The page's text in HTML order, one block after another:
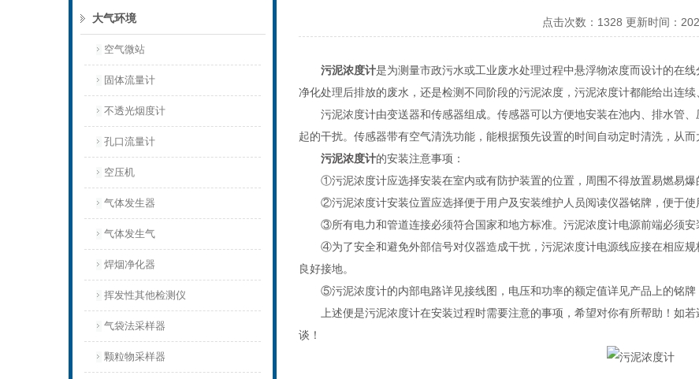
大气环境
空气微站
固体流量计
不透光烟度计
孔口流量计
空压机
气体发生器
气体发生气
焊烟净化器
挥发性其他检测仪
气袋法采样器
颗粒物采样器
点击次数：1328 更新时间：
污泥浓度计是为测量市政污水或工业废水处理过程中悬浮物浓度而设计的在
净化处理后排放的废水，还是检测不同阶段的污泥浓度，污泥浓度计都能给出连续
污泥浓度计由变送器和传感器组成。传感器可以方便地安装在池内、排水管、
起的干扰。传感器带有空气清洗功能，能根据预先设置的时间自动定时清洗，从而
污泥浓度计的安装注意事项：
①污泥浓度计应选择安装在室内或有防护装置的位置，周围不得放置易燃易爆
②污泥浓度计安装位置应选择便于用户及安装维护人员阅读仪器铭牌，便于使
③所有电力和管道连接必须符合国家和地方标准。污泥浓度计电源前端必须安
④为了安全和避免外部信号对仪器造成干扰，污泥浓度计电源线应接在相应规
良好接地。
⑤污泥浓度计的内部电路详见接线图，电压和功率的额定值详见产品上的铭牌
上述便是污泥浓度计在安装过程时需要注意的事项，希望对你有所帮助！如若
谈！